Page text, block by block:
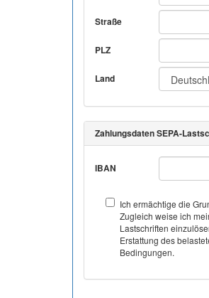
Straße
PLZ
Land
Zahlungsdaten SEPA-
IBAN
Ich ermächtige die
Zugleich weise ich
Lastschriften
Erstattung des
Bedingungen.